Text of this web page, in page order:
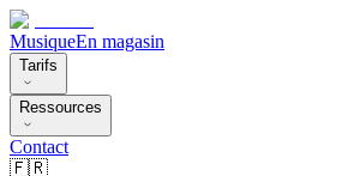
MusiqueEn magasin
Tarifs
Ressources
Contact
🇫🇷